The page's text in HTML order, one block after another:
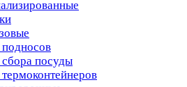
посуды